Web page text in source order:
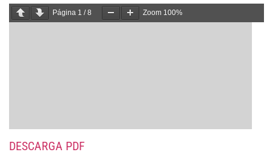
Página 1 /8 Zoom 100%
DESCARGA PDF